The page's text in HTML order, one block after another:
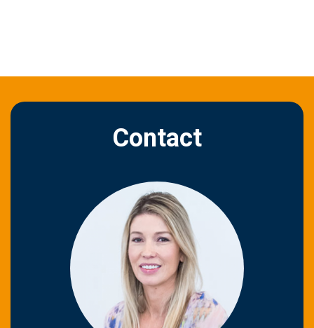
Contact